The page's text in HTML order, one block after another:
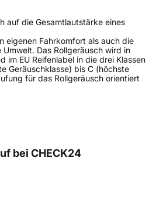
auf die Gesamtlautstärke eines
eigenen Fahrkomfort als auch die
Das Rollgeräusch wird in
im EU Reifenlabel in die drei Klassen
Geräuschklasse) bis C (höchste
für das Rollgeräusch orientiert
bei CHECK24